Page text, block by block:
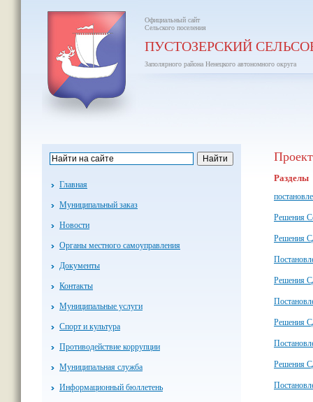
Официальный сайт
Сельского поселения
ПУСТОЗЕРСКИЙ
Заполярного района Ненецкого автономного округа
Главная
Муниципальный заказ
Новости
Органы местного самоуправления
Документы
Контакты
Муниципальные услуги
Спорт и культура
Противодействие коррупции
Муниципальная служба
Информационный бюллетень
Разделы
Решения
Решения
Решения
Решения
Решения